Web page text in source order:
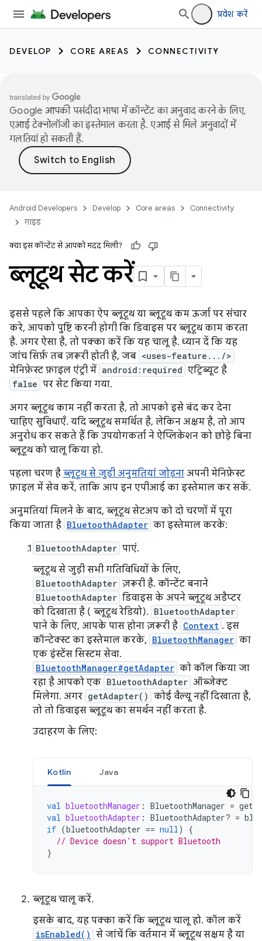
प्रवेश करें
DEVELOP CORE AREAS CONNECTIVITY
Google आपकी पसंदीदा भाषा में कॉन्टेंट का अनुवाद करने के लिए,
एआई टेक्नोलॉजी का इस्तेमाल करता है. एआई से मिले अनुवादों में
गलतियां हो सकती हैं.
Android Developers Develop Core areas
Connectivity
गाइड
क्या इस कॉन्टेंट से आपको मदद मिली?
ब्लूटूथ सेट करें
इससे पहले कि आपका ऐप ब्लूटूथ या ब्लूटूथ कम ऊर्जा पर संचार
करे, आपको पुष्टि करनी होगी कि डिवाइस पर ब्लूटूथ काम करता
है. अगर ऐसा है, तो पक्का करें कि यह चालू है. ध्यान दें कि यह
जांच सिर्फ़ तब ज़रूरी होती है, जब <uses-feature.../>
मेनिफ़ेस्ट फ़ाइल एंट्री में android:required एट्रिब्यूट है
false पर सेट किया गया.
अगर ब्लूटूथ काम नहीं करता है, तो आपको इसे बंद कर देना
चाहिए सुविधाएँ. यदि ब्लूटूथ समर्थित है, लेकिन अक्षम है, तो आप
अनुरोध कर सकते हैं कि उपयोगकर्ता ने ऐप्लिकेशन को छोड़े बिना
ब्लूटूथ को चालू किया हो.
पहला चरण है ब्लूटूथ से जुड़ी अनुमतियां जोड़ना अपनी मेनिफ़ेस्ट
फ़ाइल में सेव करें, ताकि आप इन एपीआई का इस्तेमाल कर सकें.
अनुमतियां मिलने के बाद, ब्लूटूथ सेटअप को दो चरणों में पूरा
किया जाता है BluetoothAdapter का इस्तेमाल करके:
BluetoothAdapter पाएं.
ब्लूटूथ से जुड़ी सभी गतिविधियों के लिए,
BluetoothAdapter ज़रूरी है. कॉन्टेंट बनाने
BluetoothAdapter डिवाइस के अपने ब्लूटूथ अडैप्टर
को दिखाता है ( ब्लूटूथ रेडियो). BluetoothAdapter
पाने के लिए, आपके पास होना ज़रूरी है Context . इस
कॉन्टेक्स्ट का इस्तेमाल करके, BluetoothManager का
एक इंस्टेंस सिस्टम सेवा.
BluetoothManager#getAdapter को कॉल किया जा
रहा है आपको एक BluetoothAdapter ऑब्जेक्ट
मिलेगा. अगर getAdapter() कोई वैल्यू नहीं दिखाता है,
तो तो डिवाइस ब्लूटूथ का समर्थन नहीं करता है.
उदाहरण के लिए:
Kotlin Java
val bluetoothManager : BluetoothManager =
val bluetoothAdapter : BluetoothAdapter? =
if (bluetoothAdapter == null)
{
// Device doesn't support Bluetooth
}
ब्लूटूथ चालू करें.
इसके बाद, यह पक्का करें कि ब्लूटूथ चालू हो. कॉल करें
isEnabled() से जांचें कि वर्तमान में ब्लूटूथ सक्षम है या